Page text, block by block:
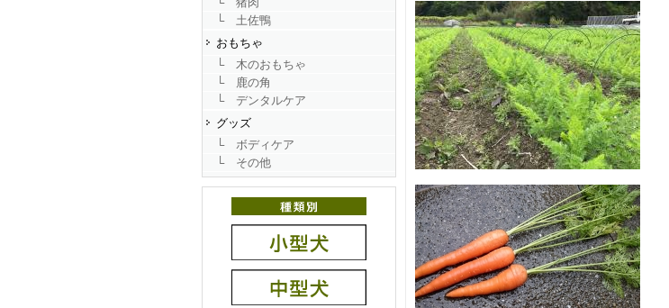
└ 土佐鴨
おもちゃ
└ 木のおもちゃ
└ 鹿の角
└ デンタルケア
グッズ
└ ボディケア
└ その他